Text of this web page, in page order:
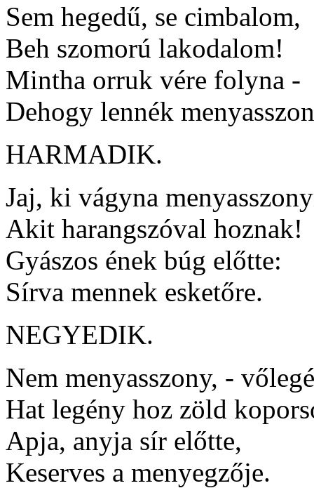
Sem hegedű, se cimbalom,
Beh szomorú lakodalom!
Mintha orruk vére folyna -
Dehogy lennék
HARMADIK.
Jaj, ki vágyna
Akit harangszóval hoznak!
Gyászos ének búg előtte:
Sírva mennek esketőre.
NEGYEDIK.
Nem menyasszony, -
Hat legény hoz zöld
Apja, anyja sír előtte,
Keserves a menyegzője.